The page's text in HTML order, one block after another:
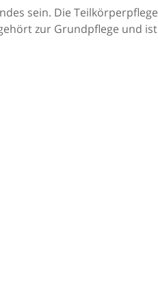
sein. Die Teilkörperpflege
zur Grundpflege und ist